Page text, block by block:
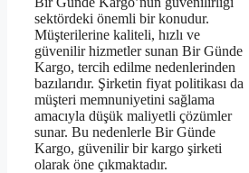
sektördeki önemli bir konudur.
Müşterilerine kaliteli, hızlı ve
güvenilir hizmetler sunan Bir Günde
Kargo, tercih edilme nedenlerinden
bazılarıdır. Şirketin fiyat politikası da
müşteri memnuniyetini sağlama
amacıyla düşük maliyetli çözümler
sunar. Bu nedenlerle Bir Günde
Kargo, güvenilir bir kargo şirketi
olarak öne çıkmaktadır.